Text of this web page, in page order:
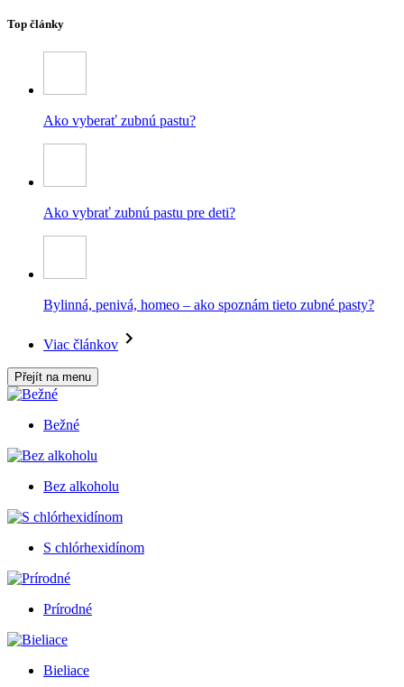
Top články
Ako vyberať zubnú pastu?
Ako vybrať zubnú pastu pre deti?
Bylinná, penivá, homeo – ako spoznám tieto zubné pasty?
Viac článkov
Přejít na menu
Bežné
Bez alkoholu
S chlórhexidínom
Prírodné
Bieliace